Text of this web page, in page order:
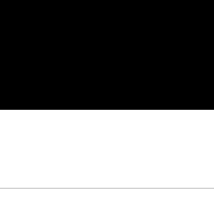
力無窮無盡，令人驚嘆。